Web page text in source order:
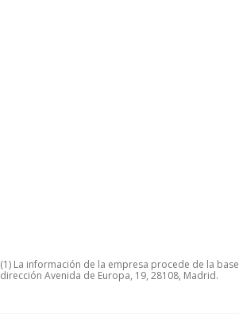
(1) La información de la empresa procede de la
dirección Avenida de Europa, 19, 28108, Madrid.